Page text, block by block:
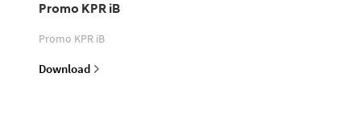
Promo KPR iB
Promo KPR iB
Download